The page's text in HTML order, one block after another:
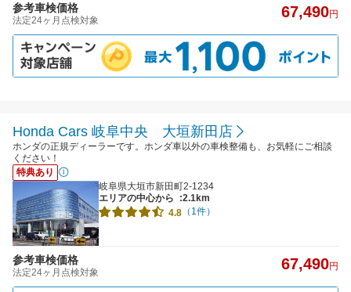
参考車検価格
法定24ヶ月点検対象 67,490円
Honda Cars 岐阜中央 大垣新田店
ホンダの正規ディーラーです。ホンダ車以外の車検整備も、お気軽にご相談
ください！
特典あり
岐阜県大垣市新田町2-1234
エリアの中心から
:2.1km
4.8 （1件）
参考車検価格
法定24ヶ月点検対象 67,490円